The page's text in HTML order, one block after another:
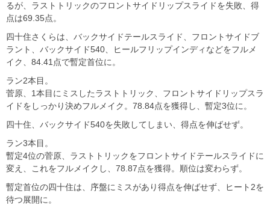
るが、ラストトリックのフロントサイドリップスライドを失敗、得
点は69.35点。
四十住さくらは、バックサイドテールスライド、フロントサイドブ
ラント、バックサイド540、ヒールフリップインディなどをフルメ
イク、84.41点で暫定首位に。
ラン2本目。
菅原、1本目にミスしたラストトリック、フロントサイドリップスラ
イドをしっかり決めフルメイク。78.84点を獲得し、暫定3位に。
四十住、バックサイド540を失敗してしまい、得点を伸ばせず。
ラン3本目。
暫定4位の菅原、ラストトリックをフロントサイドテールスライドに
変え、これをフルメイクし、78.87点を獲得。順位は変わらず。
暫定首位の四十住は、序盤にミスがあり得点を伸ばせず、ヒート2を
待つ展開に。